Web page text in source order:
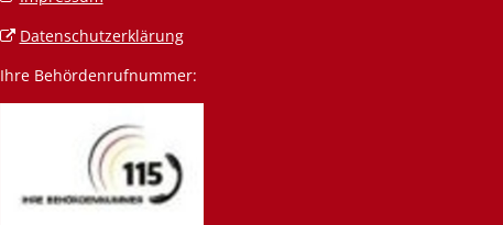
Datenschutzerklärung
Ihre Behördenrufnummer: